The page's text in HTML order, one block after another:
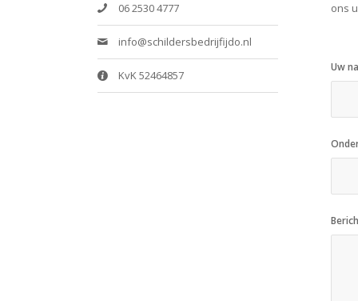
06 2530 4777
info@schildersbedrijfijdo.nl
KvK 52464857
ons
Uw